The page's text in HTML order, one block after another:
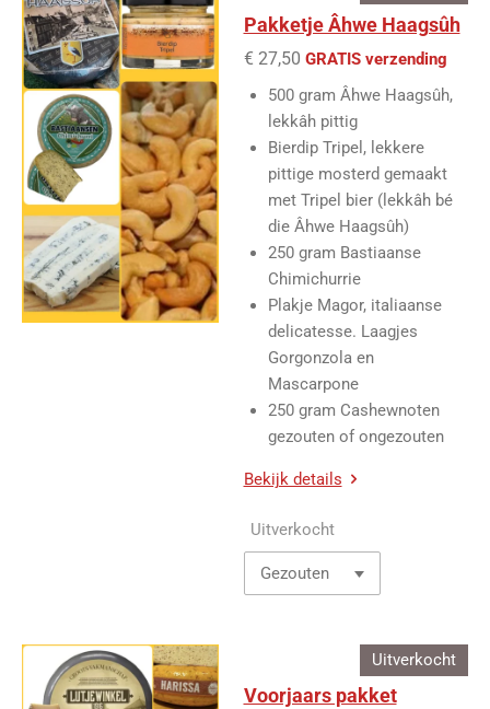
Pakketje Âhwe Haagsûh
€ 27,50 GRATIS verzending
500 gram Âhwe Haagsûh,
lekkâh pittig
Bierdip Tripel, lekkere
pittige mosterd gemaakt
met Tripel bier (lekkâh bé
die Âhwe Haagsûh)
250 gram Bastiaanse
Chimichurrie
Plakje Magor, italiaanse
delicatesse. Laagjes
Gorgonzola en
Mascarpone
250 gram Cashewnoten
gezouten of ongezouten
Bekijk details
Uitverkocht
Uitverkocht
Voorjaars pakket